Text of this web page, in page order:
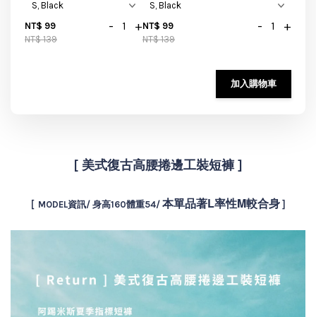
NT$ 99
NT$ 139
- +NT$ 99
NT$ 139
- +
加入購物車
[ 美式復古高腰捲邊工裝短褲 ]
[ MODEL資訊/ 身高160體重54/ 本單品著L率性M較合身]